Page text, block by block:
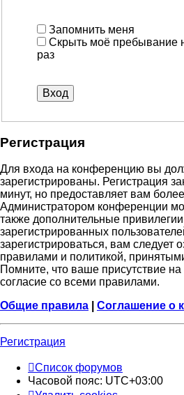
Запомнить меня
Скрыть моё пребывание
раз
Регистрация
Для входа на конференцию вы
зарегистрированы. Регистрация
минут, но предоставляет вам
Администратором конференции
также дополнительные
зарегистрированных
зарегистрироваться, вам следует
правилами и политикой,
Помните, что ваше присутствие
согласие со всеми правилами.
Общие правила
Соглашение о
Регистрация
Список форумов
Часовой пояс: UTC+03:00